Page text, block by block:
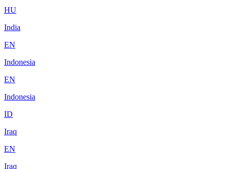
HU
India
EN
Indonesia
EN
Indonesia
ID
Iraq
EN
Iraq